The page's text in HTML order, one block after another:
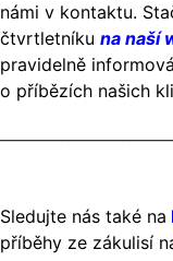
námi v kontaktu.
čtvrtletníku na naší
pravidelně
o příbězích našich
Sledujte nás také na
příběhy ze zákulisí